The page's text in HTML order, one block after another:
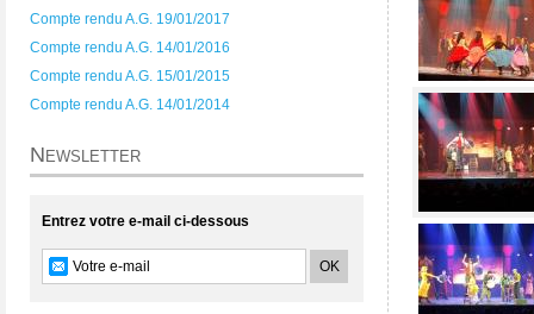
Compte rendu A.G. 19/01/2017
Compte rendu A.G. 14/01/2016
Compte rendu A.G. 15/01/2015
Compte rendu A.G. 14/01/2014
Newsletter
Entrez votre e-mail ci-dessous